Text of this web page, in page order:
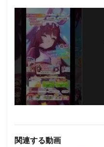
関連する動画